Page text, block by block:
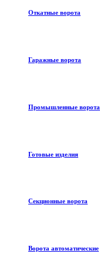
Откатные ворота
Гаражные ворота
Промышленные ворота
Готовые изделия
Секционные ворота
Ворота автоматические